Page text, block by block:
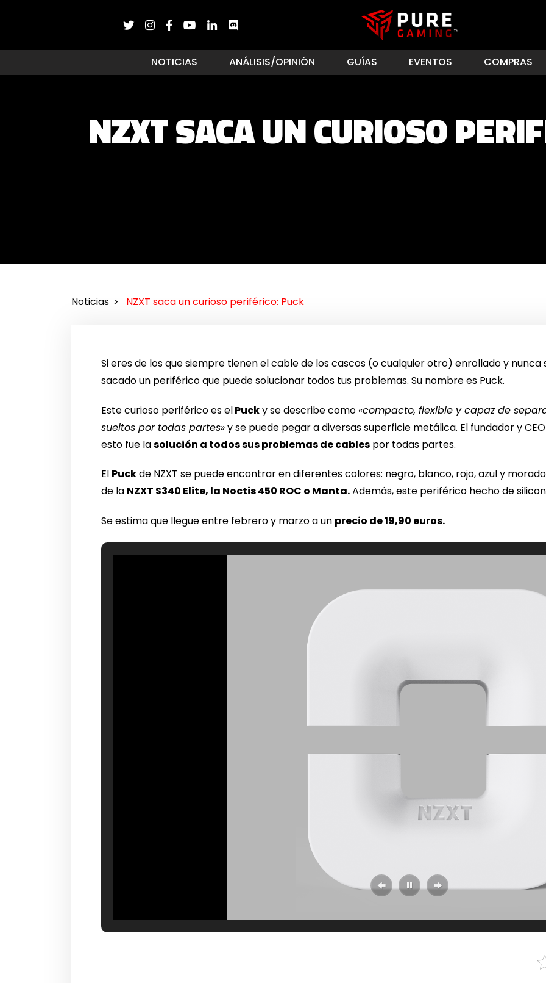
NOTICIAS ANÁLISIS/OPINIÓN GUÍAS EVENTOS COMPRAS
NZXT SACA UN CURIOSO
Noticias NZXT saca un curioso periférico: Puck
Si eres de los que siempre tienen el cable de los cascos (o cualquier otro) enrollado y nunca
sacado un periférico que puede solucionar todos tus problemas. Su nombre es Puck.
Este curioso periférico es elPucky se describe como«compacto, flexible y capaz de
sueltos por todas partes»y se puede pegar a diversas superficie metálica. El fundador y
esto fue lasolución a todos sus problemas de cables por todas partes.
El Puckde NZXT se puede encontrar en diferentes colores: negro, blanco, rojo, azul y morado
de la NZXT S340 Elite, la Noctis 450 ROC o Manta.Además, este periférico hecho de
Se estima que llegue entre febrero y marzo a un precio de 19,90 euros.